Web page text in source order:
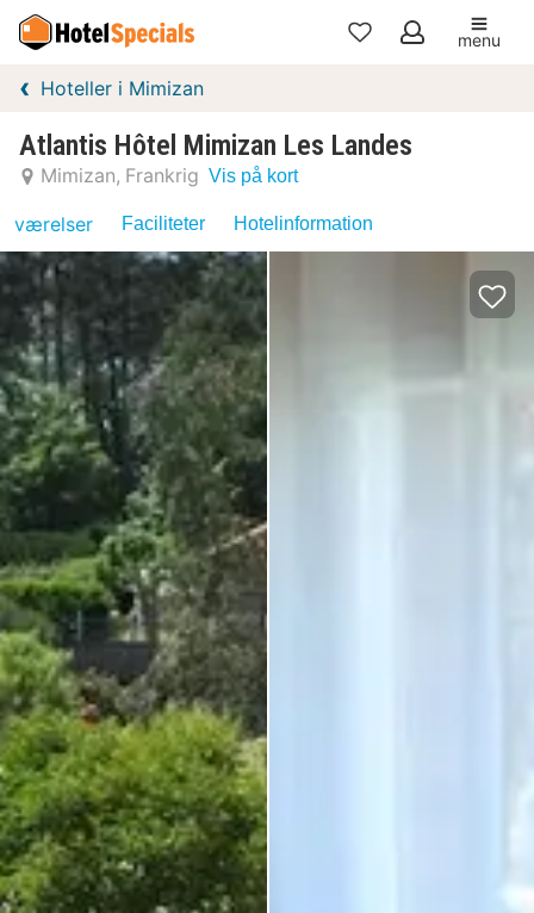
Mine
menu
Hoteller i Mimizan
Atlantis Hôtel Mimizan Les Landes
Mimizan Frankrig Vis på kort
værelser Faciliteter Hotelinformation